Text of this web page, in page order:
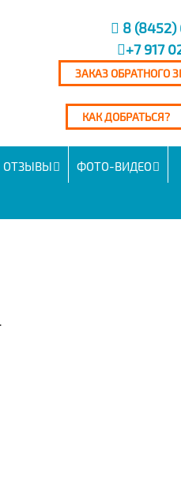
8 (8452)
+7 917
ЗАКАЗ ОБРАТНОГО
КАК ДОБРАТЬСЯ?
ОТЗЫВЫ ФОТО-ВИДЕО